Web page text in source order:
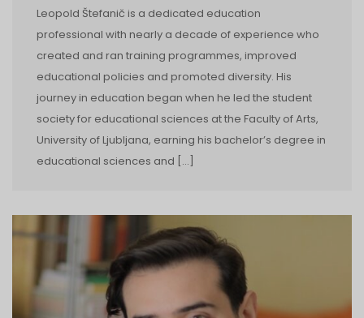
Leopold Štefanič is a dedicated education
professional with nearly a decade of experience who
created and ran training programmes, improved
educational policies and promoted diversity. His
journey in education began when he led the student
society for educational sciences at the Faculty of Arts,
University of Ljubljana, earning his bachelor’s degree in
educational sciences and […]